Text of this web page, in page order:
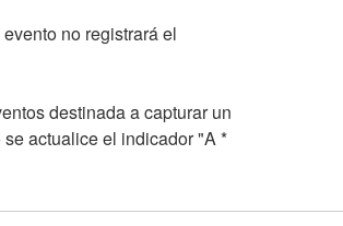
no registrará el
destinada a capturar un
actualice el indicador "A *